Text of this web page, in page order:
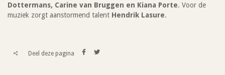
Dottermans, Carine van Bruggen en Kiana Porte. Voor de
muziek zorgt aanstormend talent Hendrik Lasure.
Deel deze pagina
www-www-